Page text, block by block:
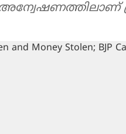
അന്വേഷണത്തിലാണ്